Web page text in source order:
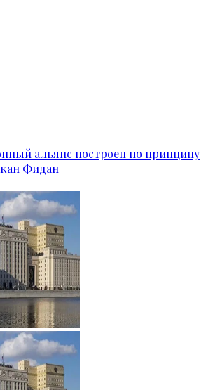
альянс построен по принципу
Фидан